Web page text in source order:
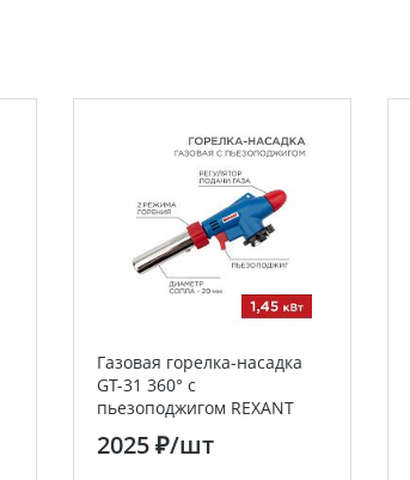
Газовая горелка-насадка
GT-31 360° с
пьезоподжигом REXANT
2025 ₽/шт